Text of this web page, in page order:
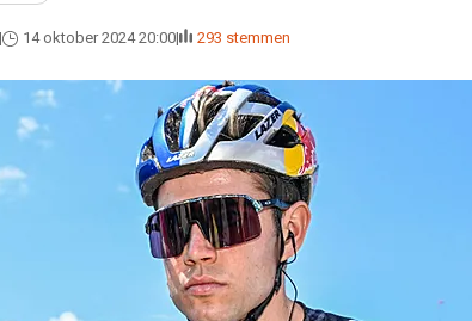
14 oktober 2024 20:00 293 stemmen